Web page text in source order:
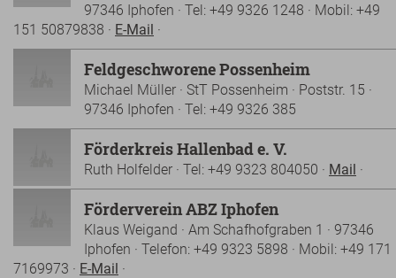
97346 Iphofen · Tel: +49 9326 1248 · Mobil: +49
151 50879838 · E-Mail ·
Feldgeschworene Possenheim
Michael Müller · StT Possenheim · Poststr. 15 ·
97346 Iphofen · Tel: +49 9326 385
Förderkreis Hallenbad e. V.
Ruth Holfelder · Tel: +49 9323 804050 · Mail ·
Förderverein ABZ Iphofen
Klaus Weigand · Am Schafhofgraben 1 · 97346
Iphofen · Telefon: +49 9323 5898 · Mobil: +49 171
7169973 · E-Mail ·